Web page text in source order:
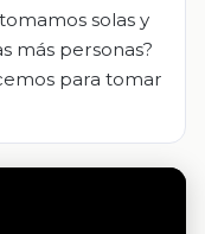
solas y
más personas?
para tomar